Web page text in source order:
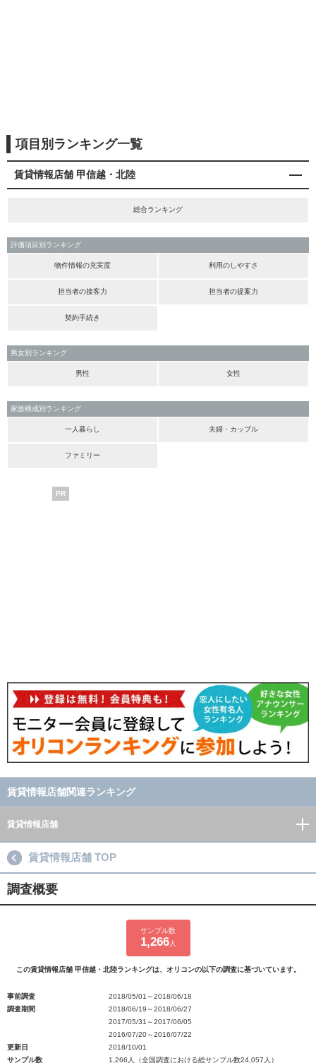
項目別ランキング一覧
賃貸情報店舗 甲信越・北陸
総合ランキング
評価項目別ランキング
物件情報の充実度 利用のしやすさ
担当者の接客力 担当者の提案力
契約手続き
男女別ランキング
男性 女性
家族構成別ランキング
一人暮らし 夫婦・カップル
ファミリー
PR
賃貸情報店舗関連ランキング
賃貸情報店舗
賃貸情報店舗 TOP
調査概要
サンプル数
1,266人
この賃貸情報店舗 甲信越・北陸ランキングは、オリコンの以下の調査に基づいています。
事前調査
2018/05/01～2018/06/18
調査期間
2018/06/19～2018/06/27
2017/05/31～2017/06/05
2016/07/20～2016/07/22
更新日
2018/10/01
サンプル数
1,266人（全国調査における総サンプル数24,057人）